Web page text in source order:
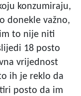
konzumiraju,
donekle važno,
to nije niti
18 posto
vrijednost
ih je reklo da
posto da im